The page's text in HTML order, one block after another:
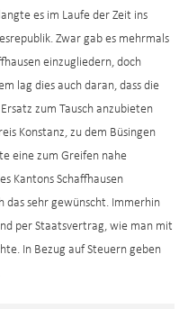
es im Laufe der Zeit ins
Zwar gab es mehrmals
einzugliedern, doch
lag dies auch daran, dass die
zum Tausch anzubieten
Konstanz, zu dem Büsingen
eine zum Greifen nahe
Kantons Schaffhausen
das sehr gewünscht. Immerhin
per Staatsvertrag, wie man mit
In Bezug auf Steuern geben